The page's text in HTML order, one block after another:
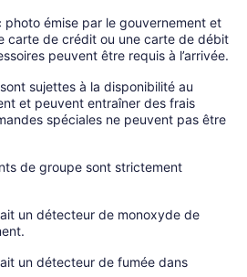
photo émise par le gouvernement et
carte de crédit ou une carte de débit
peuvent être requis à l’arrivée.
sujettes à la disponibilité au
et peuvent entraîner des frais
spéciales ne peuvent pas être
de groupe sont strictement
un détecteur de monoxyde de
un détecteur de fumée dans